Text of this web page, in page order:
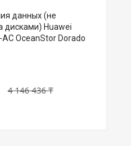
данных (не
дисками) Huawei
OceanStor Dorado
4 146 436 ₸